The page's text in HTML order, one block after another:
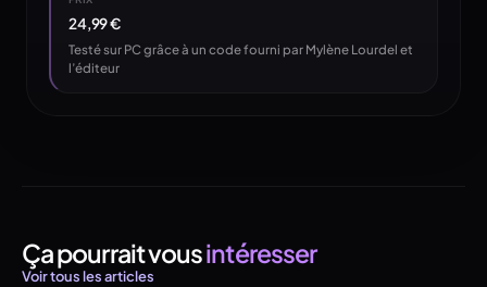
24,99 €
Testé sur PC grâce à un code fourni par Mylène Lourdel et
l’éditeur
Ça pourrait vousintéresser
Voir tous les articles